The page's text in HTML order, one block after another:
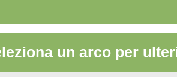
un arco per